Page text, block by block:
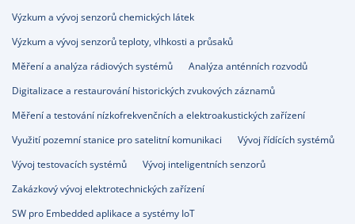
Výzkum a vývoj senzorů chemických látek
Výzkum a vývoj senzorů teploty, vlhkosti a průsaků
Měření a analýza rádiových systémů
Analýza anténních rozvodů
Digitalizace a restaurování historických zvukových záznamů
Měření a testování nízkofrekvenčních a elektroakustických zařízení
Využití pozemní stanice pro satelitní komunikaci
Vývoj řídících systémů
Vývoj testovacích systémů
Vývoj inteligentních senzorů
Zakázkový vývoj elektrotechnických zařízení
SW pro Embedded aplikace a systémy IoT